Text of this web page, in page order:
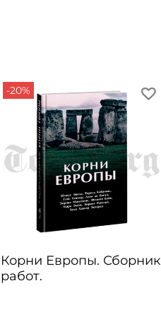
-20%
Корни Европы. Сборник
работ.